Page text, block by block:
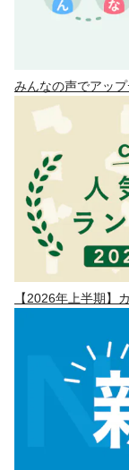
みんなの声でアッ
【2026年上半期】